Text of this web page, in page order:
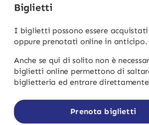
Biglietti
I biglietti possono essere
oppure prenotati online in anticipo.
Anche se qui di solito non è
biglietti online permettono di
biglietteria ed entrare
Prenota biglietti